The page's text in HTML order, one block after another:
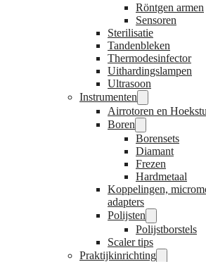
Röntgen armen
Sensoren
Sterilisatie
Tandenbleken
Thermodesinfector
Uithardingslampen
Ultrasoon
Instrumenten
Airrotoren en
Boren
Borensets
Diamant
Frezen
Hardmetaal
Koppelingen,
adapters
Polijsten
Polijstborstels
Scaler tips
Praktijkinrichting